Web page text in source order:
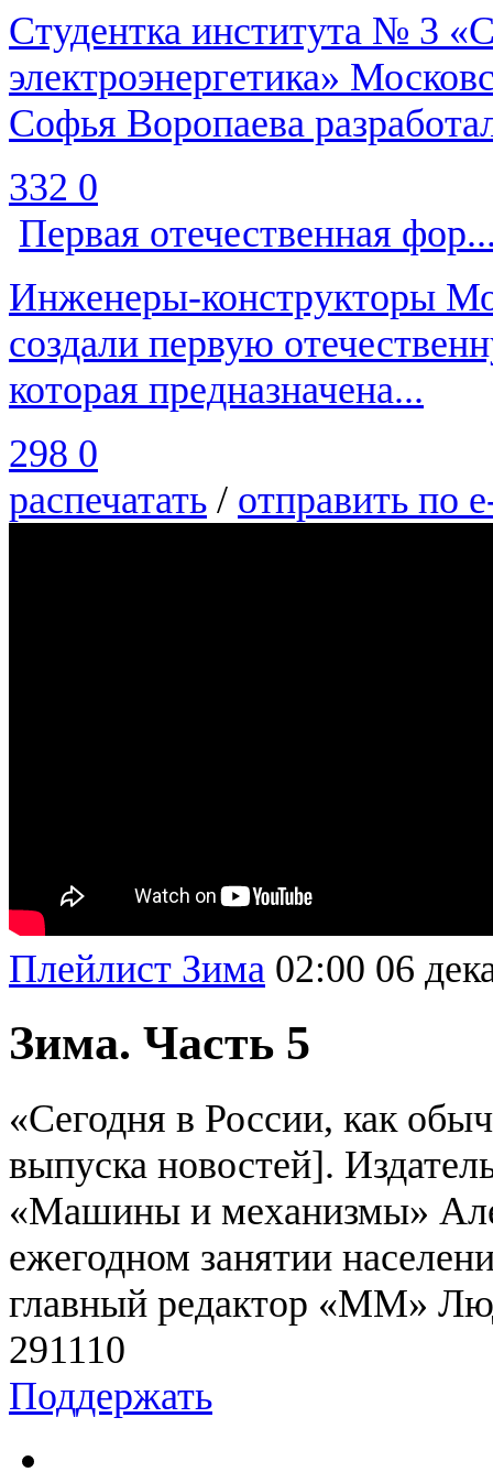
Студентка института № 3
электроэнергетика»
Софья Воропаева
332 0
Первая отечественная
Инженеры-конструкторы
создали первую
которая предназначена...
298 0
распечатать / отправить по
Плейлист Зима 02:00 06
Зима. Часть 5
«Сегодня в России, как
выпуска новостей].
«Машины и механизмы»
ежегодном занятии
главный редактор «ММ»
291110
Поддержать